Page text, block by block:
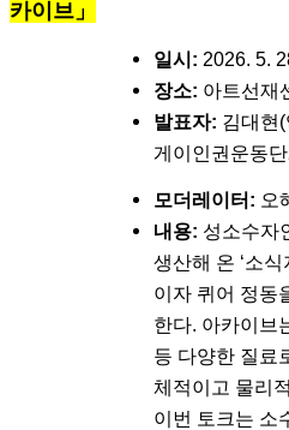
카이브」
일시: 2026. 5.
장소: 아트선재
발표자: 김대현
게이인권운동
모더레이터: 오
내용: 성소수자
생산해 온 ‘소
이자 퀴어 정동
한다. 아카이브
등 다양한 질료
체적이고 물리
이번 토크는 소